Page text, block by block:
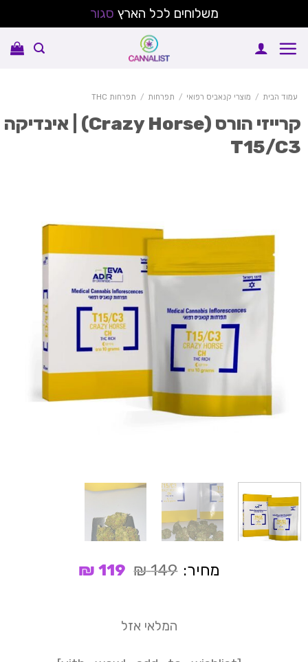
משלוחים לכל הארץסגור
עמוד הבית / מוצרי קנאביס רפואי / תפרחות / תפרחות THC
קרייזי הורס (Crazy Horse) | אינדיקה
T15/
מחיר: 149
₪המחיר
149 ₪.
119
₪
המחיר
המלאי אזל